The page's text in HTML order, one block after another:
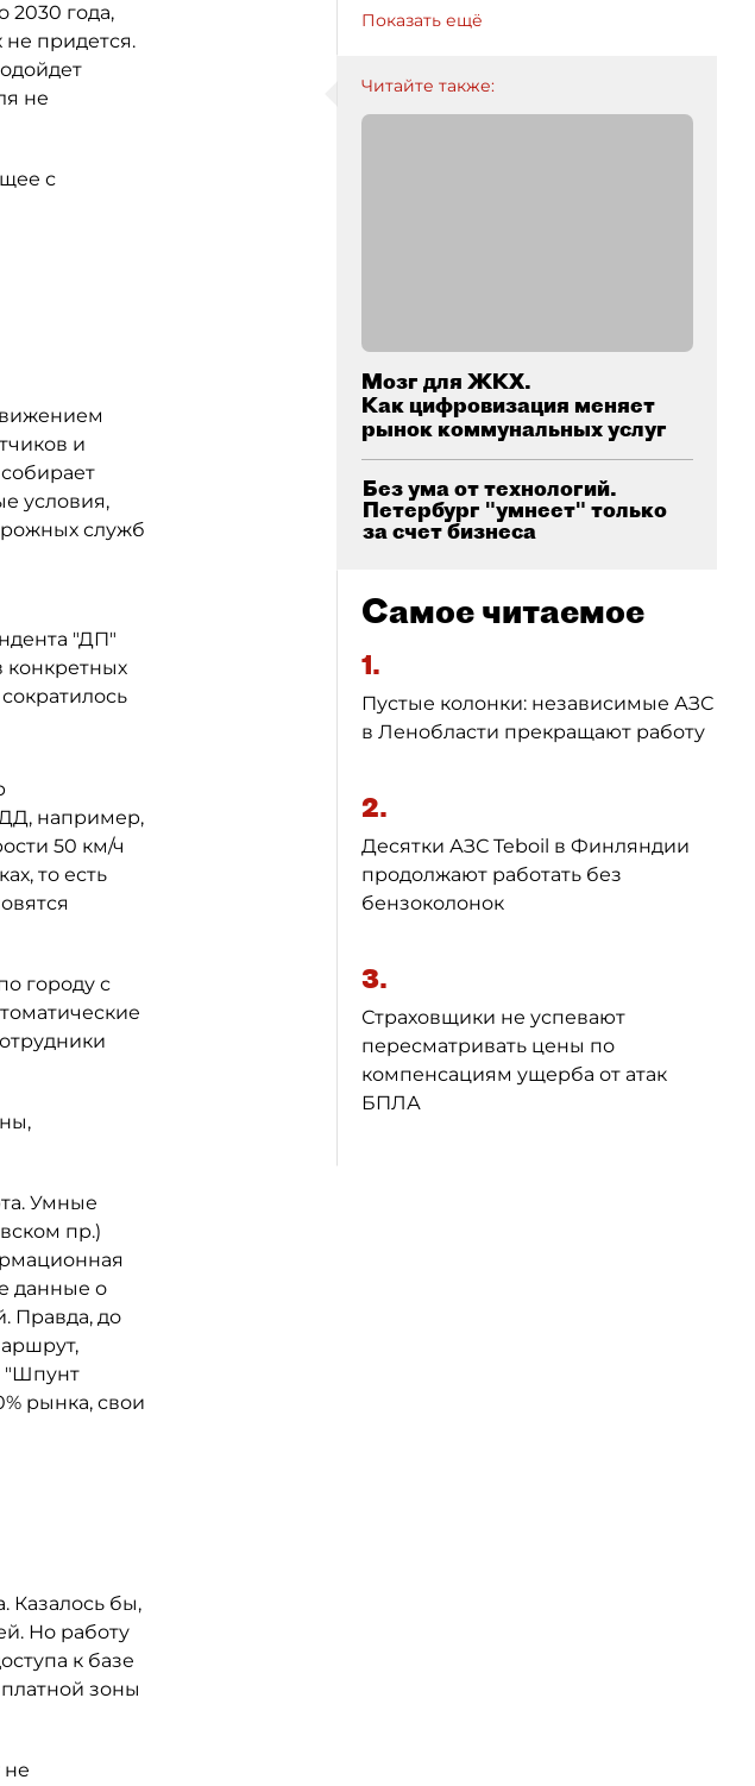
2030 года,
придется.
не
с
и
условия,
служб
"ДП"
конкретных
например,
50 км/ч
то есть
городу с
Умные
пр.)
данные о
Правда, до
"Шпунт
рынка, свои
Казалось бы,
Но работу
к базе
зоны
не
Показать ещё
Читайте также:
Мозг для ЖКХ.
Как цифровизация меняет
рынок коммунальных услуг
Без ума от технологий.
Петербург "умнеет" только
за счет бизнеса
Самое читаемое
1.
Пустые колонки: независимые АЗС
в Ленобласти прекращают работу
2.
Десятки АЗС Teboil в Финляндии
продолжают работать без
бензоколонок
3.
Страховщики не успевают
пересматривать цены по
компенсациям ущерба от атак
БПЛА